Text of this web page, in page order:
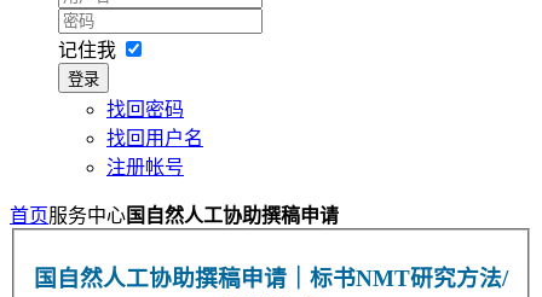
记住我
登录
找回密码
找回用户名
注册帐号
首页服务中心国自然人工协助撰稿申请
国自然人工协助撰稿申请｜标书NMT研究方法/